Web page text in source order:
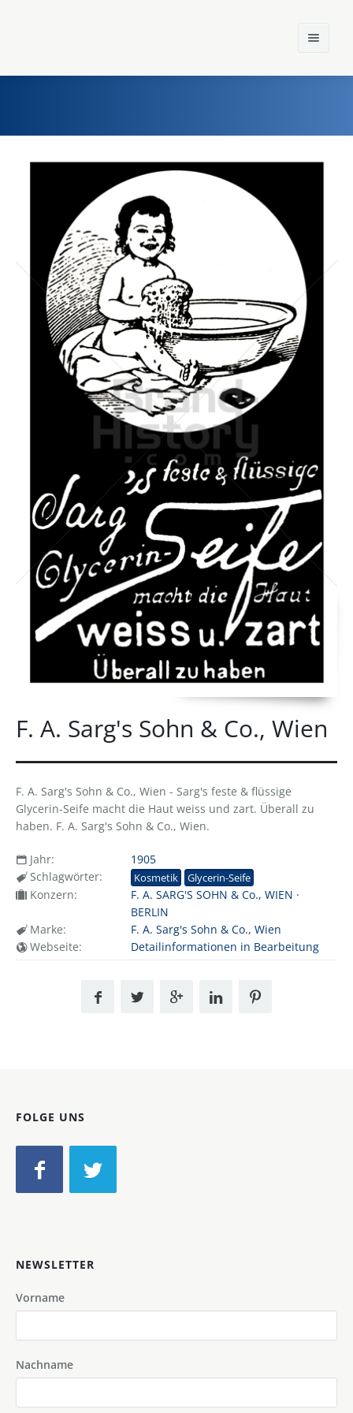
Konzerne
Epoche
F. A. Sarg's Sohn & Co., Wien
F. A. Sarg's Sohn & Co., Wien - Sarg's feste & flüssige
Glycerin-Seife macht die Haut weiss und zart. Überall zu
haben. F. A. Sarg's Sohn & Co., Wien.
Jahr:
1905
Schlagwörter:
Kosmetik Glycerin-Seife
Konzern:
F. A. SARG'S SOHN & Co., WIEN ·
BERLIN
Marke:
F. A. Sarg's Sohn & Co., Wien
Webseite:
Detailinformationen in Bearbeitung
FOLGE UNS
NEWSLETTER
Vorname
Nachname